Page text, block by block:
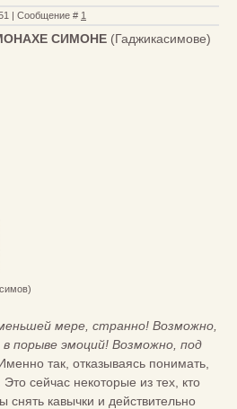
| Сообщение # 1
СИМОНЕ (Гаджикасимове)
мере, странно! Возможно,
порыве эмоций! Возможно, под
так, отказываясь понимать,
. Это сейчас некоторые из тех, кто
снять кавычки и действительно